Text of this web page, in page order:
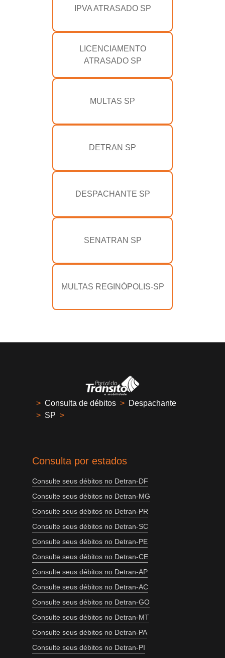
IPVA ATRASADO SP
LICENCIAMENTO
ATRASADO SP
MULTAS SP
DETRAN SP
DESPACHANTE SP
SENATRAN SP
MULTAS REGINÓPOLIS-SP
> Consulta de débitos > Despachante
> SP >
Consulta por estados
Consulte seus débitos no Detran-DF
Consulte seus débitos no Detran-MG
Consulte seus débitos no Detran-PR
Consulte seus débitos no Detran-SC
Consulte seus débitos no Detran-PE
Consulte seus débitos no Detran-CE
Consulte seus débitos no Detran-AP
Consulte seus débitos no Detran-AC
Consulte seus débitos no Detran-GO
Consulte seus débitos no Detran-MT
Consulte seus débitos no Detran-PA
Consulte seus débitos no Detran-PI